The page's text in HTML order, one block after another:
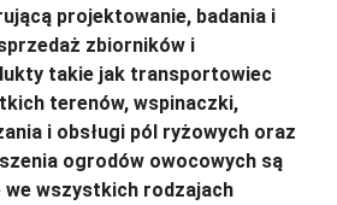
projektowanie, badania i
zbiorników i
takie jak transportowiec
terenów, wspinaczki,
i obsługi pól ryżowych oraz
ogrodów owocowych są
wszystkich rodzajach